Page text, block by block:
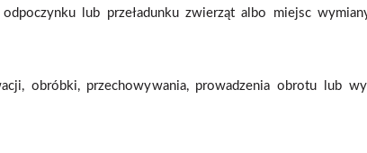
lub przeładunku zwierząt albo miejsc
obróbki, przechowywania, prowadzenia obrotu lub